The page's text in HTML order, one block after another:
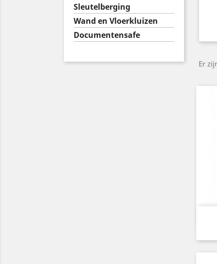
Sleutelberging
Wand en Vloerkluizen
Documentensafe
Er